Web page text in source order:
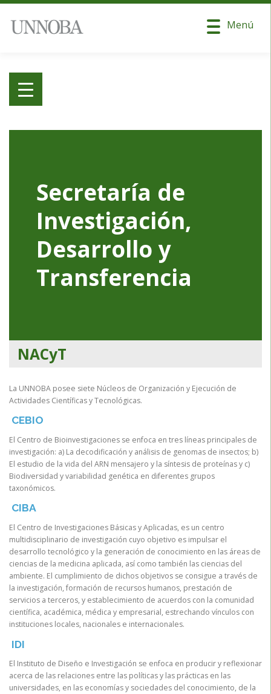
Menú
Secretaría de
Investigación,
Desarrollo y
Transferencia
NACyT
La UNNOBA posee siete Núcleos de Organización y Ejecución de
Actividades Científicas y Tecnológicas.
CEBIO
El Centro de Bioinvestigaciones se enfoca en tres líneas principales de
investigación: a) La decodificación y análisis de genomas de insectos; b)
El estudio de la vida del ARN mensajero y la síntesis de proteínas y c)
Biodiversidad y variabilidad genética en diferentes grupos
taxonómicos.
CIBA
El Centro de Investigaciones Básicas y Aplicadas, es un centro
multidisciplinario de investigación cuyo objetivo es impulsar el
desarrollo tecnológico y la generación de conocimiento en las áreas de
ciencias de la medicina aplicada, así como también las ciencias del
ambiente. El cumplimiento de dichos objetivos se consigue a través de
la investigación, formación de recursos humanos, prestación de
servicios a terceros, y establecimiento de acuerdos con la comunidad
científica, académica, médica y empresarial, estrechando vínculos con
instituciones locales, nacionales e internacionales.
IDI
El Instituto de Diseño e Investigación se enfoca en producir y reflexionar
acerca de las relaciones entre las políticas y las prácticas en las
universidades, en las economías y sociedades del conocimiento, de la